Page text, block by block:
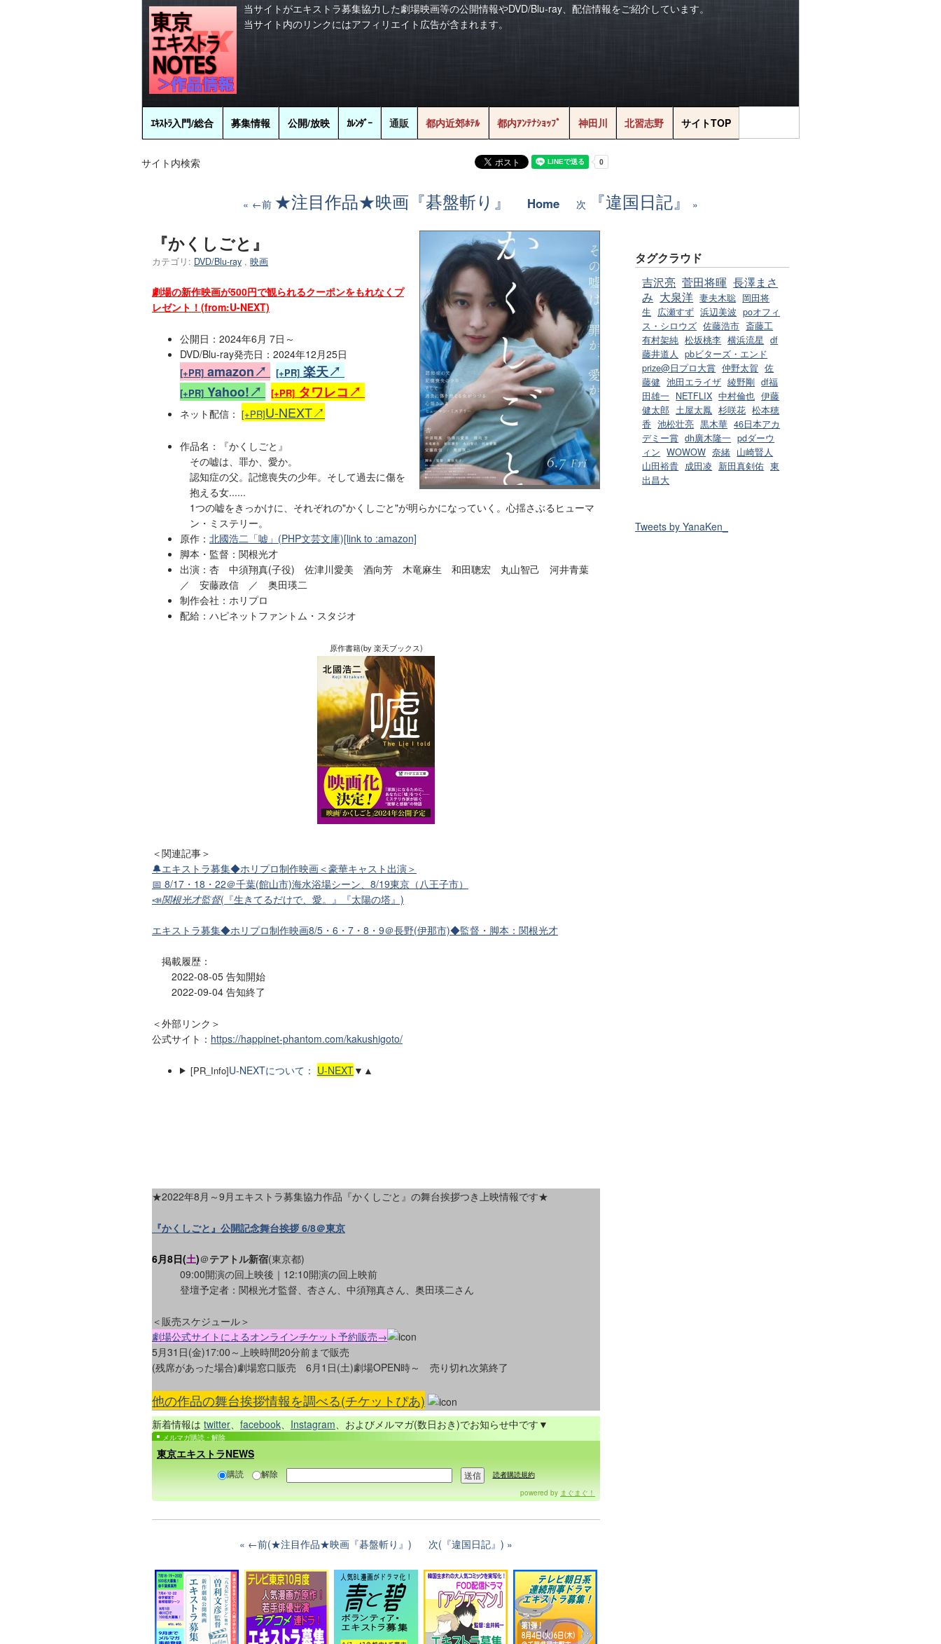
当サイトがエキストラ募集協力した劇場映画等の公開情報やDVD/Blu-ray、配信情報をご紹介しています。
当サイト内のリンクにはアフィリエイト広告が含まれます。
ｴｷｽﾄﾗ入門/総合 募集情報 公開/放映 ｶﾚﾝﾀﾞｰ 通販 都内近郊ﾎﾃﾙ 都内ｱﾝﾃﾅｼｮｯﾌﾟ 神田川 北習志野 サイトTOP
サイト内検索
←前 ★注目作品★映画『碁盤斬り』 Home 次 『違国日記』
『かくしごと』
カテゴリ: DVD/Blu-ray , 映画
劇場の新作映画が500円で観られるクーポンをもれなくプ
レゼント！(from:U-NEXT)
公開日：2024年6月 7日～
DVD/Blu-ray発売日：2024年12月25日
[+PR] amazon↗ [+PR] 楽天↗
[+PR] Yahoo!↗ [+PR] タワレコ↗
ネット配信： [+PR]U-NEXT↗
作品名：『かくしごと』
その嘘は、罪か、愛か。
認知症の父。記憶喪失の少年。そして過去に傷を
抱える女......
1つの嘘をきっかけに、それぞれの"かくしごと"が明らかになっていく。 心揺さぶるヒューマ
ン・ミステリー。
原作： 北國浩二「嘘」(PHP文芸文庫)[link to :amazon]
脚本・監督：関根光才
出演：杏 中須翔真(子役) 佐津川愛美 酒向芳 木竜麻生 和田聰宏 丸山智己 河井青葉
／ 安藤政信 ／ 奥田瑛二
制作会社：ホリプロ
配給：ハピネットファントム・スタジオ
原作書籍(by 楽天ブックス)
＜関連記事＞
🔔エキストラ募集◆ホリプロ制作映画＜豪華キャスト出演＞
📅 8/17・18・22＠千葉(館山市)海水浴場シーン、8/19東京（八王子市）
📣関根光才監督(『生きてるだけで、愛。』『太陽の塔』)
エキストラ募集◆ホリプロ制作映画8/5・6・7・8・9＠長野(伊那市)◆監督・脚本：関根光才
掲載履歴：
2022-08-05 告知開始
2022-09-04 告知終了
＜外部リンク＞
公式サイト： https://happinet-phantom.com/kakushigoto/
[PR_Info]U-NEXTについて： U-NEXT▼▲
★2022年8月～9月エキストラ募集協力作品『かくしごと』の舞台挨拶つき上映情報です★
『かくしごと』公開記念舞台挨拶 6/8＠東京
6月8日(土)＠テアトル新宿(東京都)
09:00開演の回上映後｜12:10開演の回上映前
登壇予定者：関根光才監督、杏さん、中須翔真さん、奥田瑛二さん
＜販売スケジュール＞
劇場公式サイトによるオンラインチケット予約販売→
5月31日(金)17:00～上映時間20分前まで販売
(残席があった場合)劇場窓口販売 6月1日(土)劇場OPEN時～ 売り切れ次第終了
他の作品の舞台挨拶情報を調べる(チケットぴあ)
新着情報は twitter、 facebook、 Instagram、およびメルマガ(数日おき)でお知らせ中です▼
メルマガ購読・解除
東京エキストラNEWS
購読 解除
読者購読規約
powered by まぐまぐ！
←前(★注目作品★映画『碁盤斬り』) 次(『違国日記』)
タグクラウド
吉沢亮 菅田将暉 長澤まさ
み 大泉洋 妻夫木聡 岡田将
生
広瀬すず 浜辺美波 poオフィ
ス・シロウズ 佐藤浩市 斎藤工
有村架純 松坂桃李 横浜流星 df
藤井道人
pbビターズ・エンド
prize@日プロ大賞 仲野太賀 佐
藤健 池田エライザ 綾野剛 df福
田雄一 NETFLIX 中村倫也 伊藤
健太郎 土屋太鳳 杉咲花 松本穂
香 池松壮亮 黒木華 46日本アカ
デミー賞 dh廣木隆一 pdダーウ
ィン WOWOW 奈緒 山崎賢人
山田裕貴 成田凌 新田真剣佑 東
出昌大
Tweets by YanaKen_